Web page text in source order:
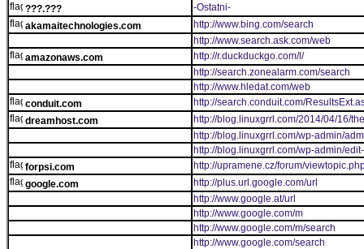
???.???
-Ostatni-
akamaitechnologies.com
http://www.bing.com/search
http://www.search.ask.com/web
amazonaws.com
http://r.duckduckgo.com/l/
http://search.zonealarm.com/search
http://www.hledat.com/web
conduit.com
http://search.conduit.com/
dreamhost.com
http://blog.linuxgrrl.com/2014/04/16/
http://blog.linuxgrrl.com/wp-admin/
http://blog.linuxgrrl.com/wp-admin/
forpsi.com
http://upramene.cz/forum/
google.com
http://plus.url.google.com/url
http://www.google.at/url
http://www.google.com/m
http://www.google.com/m/search
http://www.google.com/search